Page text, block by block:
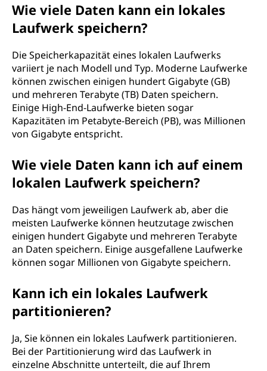
Wie viele Daten kann ein lokales
Laufwerk speichern?
Die Speicherkapazität eines lokalen Laufwerks
variiert je nach Modell und Typ. Moderne Laufwerke
können zwischen einigen hundert Gigabyte (GB)
und mehreren Terabyte (TB) Daten speichern.
Einige High-End-Laufwerke bieten sogar
Kapazitäten im Petabyte-Bereich (PB), was Millionen
von Gigabyte entspricht.
Wie viele Daten kann ich auf einem
lokalen Laufwerk speichern?
Das hängt vom jeweiligen Laufwerk ab, aber die
meisten Laufwerke können heutzutage zwischen
einigen hundert Gigabyte und mehreren Terabyte
an Daten speichern. Einige ausgefallene Laufwerke
können sogar Millionen von Gigabyte speichern.
Kann ich ein lokales Laufwerk
partitionieren?
Ja, Sie können ein lokales Laufwerk partitionieren.
Bei der Partitionierung wird das Laufwerk in
einzelne Abschnitte unterteilt, die auf Ihrem